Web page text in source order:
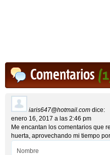
Comentarios
iaris647@hotmail.com dice:
enero 16, 2017 a las 2:46 pm
Me encantan los comentarios que
huerta, aprovechando mi tiempo